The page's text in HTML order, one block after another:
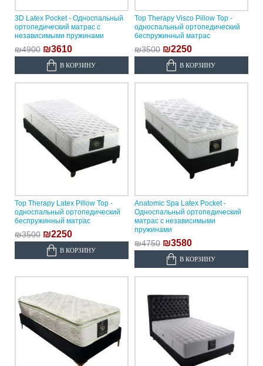
3D Latex Pocket - Односпальный
ортопедический матрас с
независимыми пружинами
₪4900 ₪3610
В КОРЗИНУ
Top Therapy Visco Pillow Top -
односпальный ортопедический
беспружинный матрас
₪3500 ₪2250
В КОРЗИНУ
Top Therapy Latex Pillow Top -
односпальный ортопедический
беспружинный матрас
₪3500 ₪2250
В КОРЗИНУ
Anatomic Spa Latex Pocket -
Односпальный ортопедический
матрас с независимыми
пружинами
₪4750 ₪3580
В КОРЗИНУ